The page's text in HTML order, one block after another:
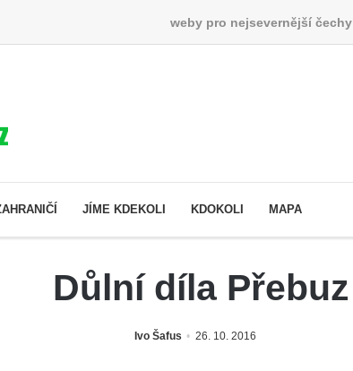
weby pro nejsevernější čechy
JÍME KDEKOLI KDOKOLI MAPA
Důlní díla Přebuz
Ivo Šafus 26. 10. 2016